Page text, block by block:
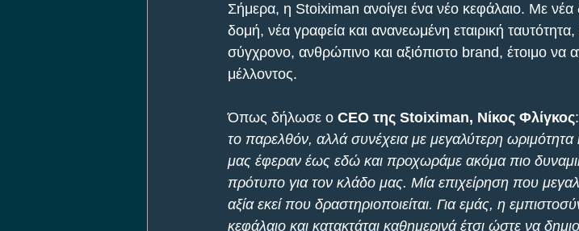
Σήμερα, η Stoiximan ανοίγει ένα νέο κεφάλαιο. Με νέα
δομή, νέα γραφεία και ανανεωμένη εταιρική
σύγχρονο, ανθρώπινο και αξιόπιστο brand, έτοιμο να
μέλλοντος.
Όπως δήλωσε ο CEO της Stoiximan, Νίκος Φλίγκος:
το παρελθόν, αλλά συνέχεια με μεγαλύτερη
μας έφεραν έως εδώ και προχωράμε ακόμα πιο
πρότυπο για τον κλάδο μας. Μία επιχείρηση που
αξία εκεί που δραστηριοποιείται. Για εμάς, η
κεφάλαιο και κατακτάται καθημερινά έτσι ώστε να